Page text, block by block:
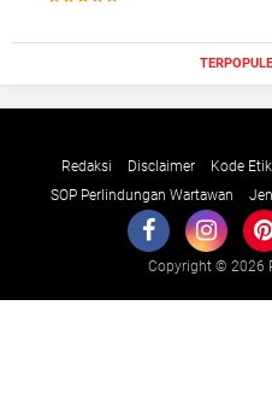
Redaksi Disclaimer Kode
SOP Perlindungan Wartawan
Copyright © 2026